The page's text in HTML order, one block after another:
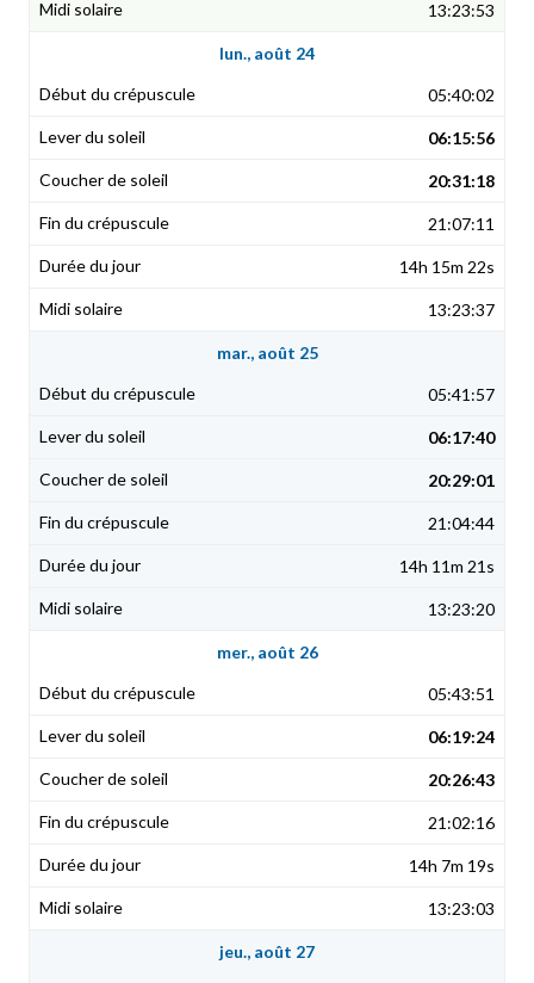
13:23:53
lun., août 24
05:40:02
06:15:56
20:31:18
21:07:11
14h 15m 22s
13:23:37
mar., août 25
05:41:57
06:17:40
20:29:01
21:04:44
14h 11m 21s
13:23:20
mer., août 26
05:43:51
06:19:24
20:26:43
21:02:16
14h 7m 19s
13:23:03
jeu., août 27